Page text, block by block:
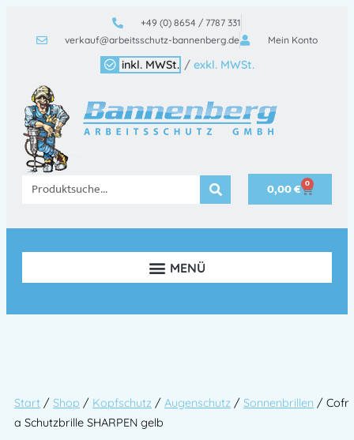
+49 (0) 8654 / 7787 331
verkauf@arbeitsschutz-bannenberg.de
Mein Konto
inkl. MWSt. / exkl. MWSt.
0,00€ 0
Start / Shop / Kopfschutz / Augenschutz / Sonnenbrillen / Cofr
a Schutzbrille SHARPEN gelb